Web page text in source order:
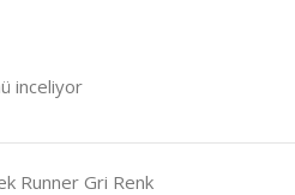
inceliyor
Runner Gri Renk